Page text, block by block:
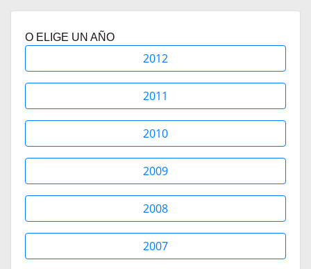
O ELIGE UN AÑO
2012
2011
2010
2009
2008
2007